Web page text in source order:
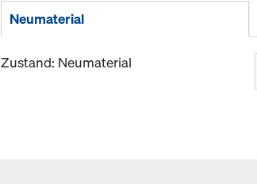
Neumaterial
Zustand: Neumaterial